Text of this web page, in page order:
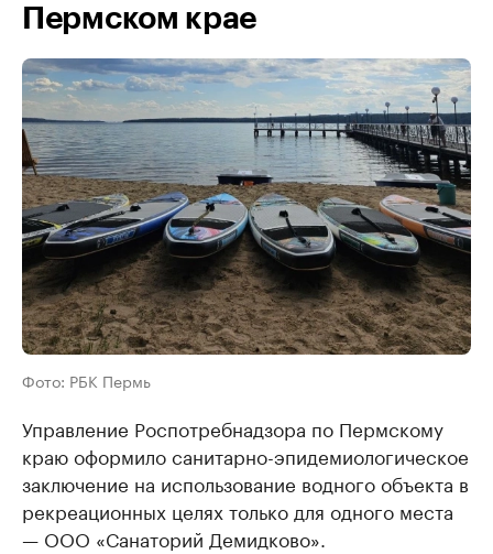
Пермском крае
Фото: РБК Пермь
Управление Роспотребнадзора по Пермскому
краю оформило санитарно-эпидемиологическое
заключение на использование водного объекта в
рекреационных целях только для одного места
— ООО «Санаторий Демидково».